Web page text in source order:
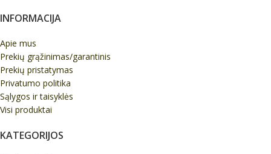
INFORMACIJA
Apie mus
Prekių grąžinimas/garantinis
Prekių pristatymas
Privatumo politika
Sąlygos ir taisyklės
Visi produktai
KATEGORIJOS